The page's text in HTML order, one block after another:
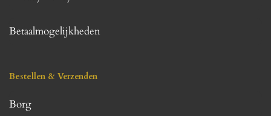
Betaalmogelijkheden
Bestellen & Verzenden
Borg